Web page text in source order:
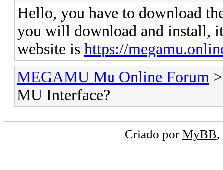
Hello, you have to download
you will download and install,
website is https://
MEGAMU Mu Online Forum
MU Interface?
Criado porMyBB,